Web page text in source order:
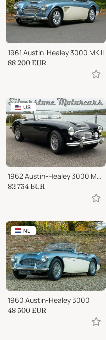
1961 Austin-Healey 3000 MK II
88 200 EUR
US
1962 Austin-Healey 3000 MkII BN7
82 734 EUR
NL
1960 Austin-Healey 3000
48 500 EUR